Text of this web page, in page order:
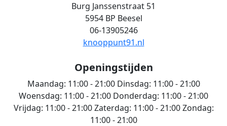
Burg Janssenstraat 51
5954 BP Beesel
06-13905246
knooppunt91.nl
Openingstijden
Maandag: 11:00 - 21:00Dinsdag: 11:00 - 21:00
Woensdag: 11:00 - 21:00 Donderdag: 11:00 - 21:00
Vrijdag: 11:00 - 21:00Zaterdag: 11:00 - 21:00Zondag:
11:00 - 21:00